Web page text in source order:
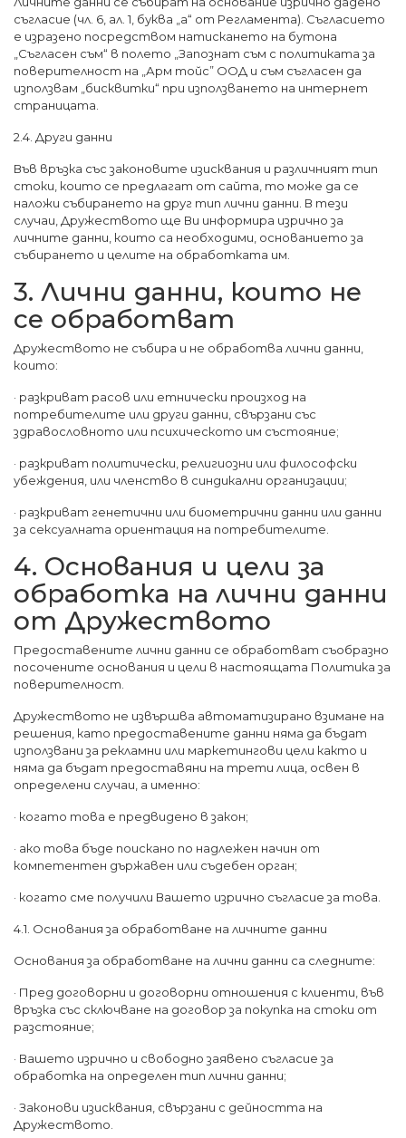
съгласие (чл. 6, ал. 1, буква „а“ от Регламента). Съгласието
е изразено посредством натискането на бутона
„Съгласен съм“ в полето „Запознат съм с политиката за
поверителност на „Арм тойс” ООД и съм съгласен да
използвам „бисквитки“ при използването на интернет
страницата.
2.4. Други данни
Във връзка със законовите изисквания и различният тип
стоки, които се предлагат от сайта, то може да се
наложи събирането на друг тип лични данни. В тези
случаи, Дружеството ще Ви информира изрично за
личните данни, които са необходими, основанието за
събирането и целите на обработката им.
3. Лични данни, които не
се обработват
Дружеството не събира и не обработва лични данни,
които:
· разкриват расов или етнически произход на
потребителите или други данни, свързани със
здравословното или психическото им състояние;
· разкриват политически, религиозни или философски
убеждения, или членство в синдикални организации;
· разкриват генетични или биометрични данни или данни
за сексуалната ориентация на потребителите.
4. Основания и цели за
обработка на лични данни
от Дружеството
Предоставените лични данни се обработват съобразно
посочените основания и цели в настоящата Политика за
поверителност.
Дружеството не извършва автоматизирано взимане на
решения, като предоставените данни няма да бъдат
използвани за рекламни или маркетингови цели както и
няма да бъдат предоставяни на трети лица, освен в
определени случаи, а именно:
· когато това е предвидено в закон;
· ако това бъде поискано по надлежен начин от
компетентен държавен или съдебен орган;
· когато сме получили Вашето изрично съгласие за това.
4.1. Основания за обработване на личните данни
Основания за обработване на лични данни са следните:
· Пред договорни и договорни отношения с клиенти, във
връзка със сключване на договор за покупка на стоки от
разстояние;
· Вашето изрично и свободно заявено съгласие за
обработка на определен тип лични данни;
· Законови изисквания, свързани с дейността на
Дружеството.